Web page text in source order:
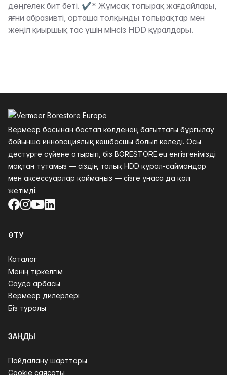
дөңгелек бит беті. ✔* Жұмсақ топырақ жағдайлары,
яғни абразивті, орташа толқынды топырақтар мен
жеңіл қиыршық тас үшін мінсіз HDD құралдары.
Вермеер басынан бастап көлденең бағыттағы бұрғылау
бойынша инновациялық көшбасшы болып келеді. Осы
дәстүрге сүйене отырып, біз BORESTORE.eu енгізгенімізді
мақтан тұтамыз — сіздің толық HDD құрал-саймандар
мен аксессуарлар қоймаңыз — сізге ұнаса да қол
жетімді.
Facebook
Instagram
YouTube
LinkedIn
ӨТУ
Каталог
Менің тіркелгім
Сауда арбасы
Вермеер дилерлері
Біз туралы
ЗАҢДЫ
Пайдалану шарттары
Cookie саясаты